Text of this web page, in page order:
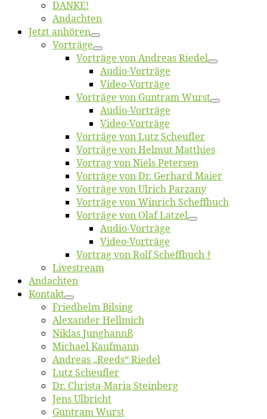
DANKE!
An­dach­ten
Jetzt an­hö­ren
Vor­trä­ge
Vor­trä­ge von An­dre­as Riedel
Au­dio-Vor­trä­ge
Vi­deo-Vor­trä­ge
Vor­trä­ge von Gun­tram Wurst
Au­dio-Vor­trä­ge
Vi­deo-Vor­trä­ge
Vor­trä­ge von Lutz Scheufler
Vor­trä­ge von Hel­mut Matthies
Vor­trag von Niels Petersen
Vor­trä­ge von Dr. Ger­hard Maier
Vor­trä­ge von Ul­rich Parzany
Vor­trä­ge von Win­rich Scheffbuch
Vor­trä­ge von Olaf Latzel
Au­dio-Vor­trä­ge
Vi­deo-Vor­trä­ge
Vor­trag von Rolf Scheffbuch †
Live­stream
An­dach­ten
Kon­takt
Fried­helm Bilsing
Alex­an­der Hellmich
Ni­klas Junghannß
Mi­cha­el Kaufmann
An­dre­as „Reeds“ Riedel
Lutz Scheuf­ler
Dr. Chris­­ta-Ma­ria Steinberg
Jens Ulb­richt
Gun­tram Wurst